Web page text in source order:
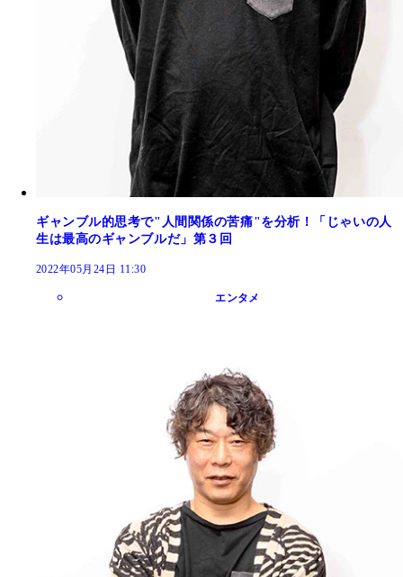
ギャンブル的思考で"人間関係の苦痛"を分析！「じゃいの人
生は最高のギャンブルだ」第３回
2022年05月24日 11:30
エンタメ